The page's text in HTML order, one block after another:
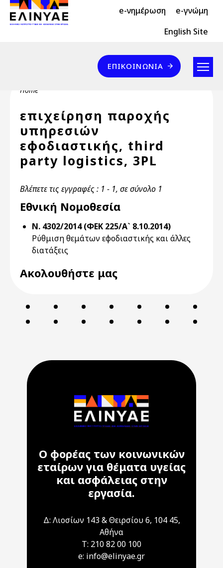
Skip to main content
Header Top 2 e-νημέρωση e-γνώμη
Header Top English Site
Επικοινωνία
ΕΠΙΚΟΙΝΩΝΊΑ
Breadcrumb
Home
επιχείρηση παροχής
υπηρεσιών
εφοδιαστικής, third
party logistics, 3PL
Βλέπετε τις εγγραφές : 1 - 1, σε σύνολο 1
Εθνική Νομοθεσία
Ν. 4302/2014 (ΦΕΚ 225/Α` 8.10.2014)
Ρύθμιση θεμάτων εφοδιαστικής και άλλες
διατάξεις
Ακολουθήστε μας
Ο φορέας των κοινωνικών
εταίρων για θέματα υγείας
και ασφάλειας στην
εργασία.
Δ: Λιοσίων 143 & Θειρσίου 6, 104 45,
Αθήνα
T: 210 82 00 100
e: info@elinyae.gr